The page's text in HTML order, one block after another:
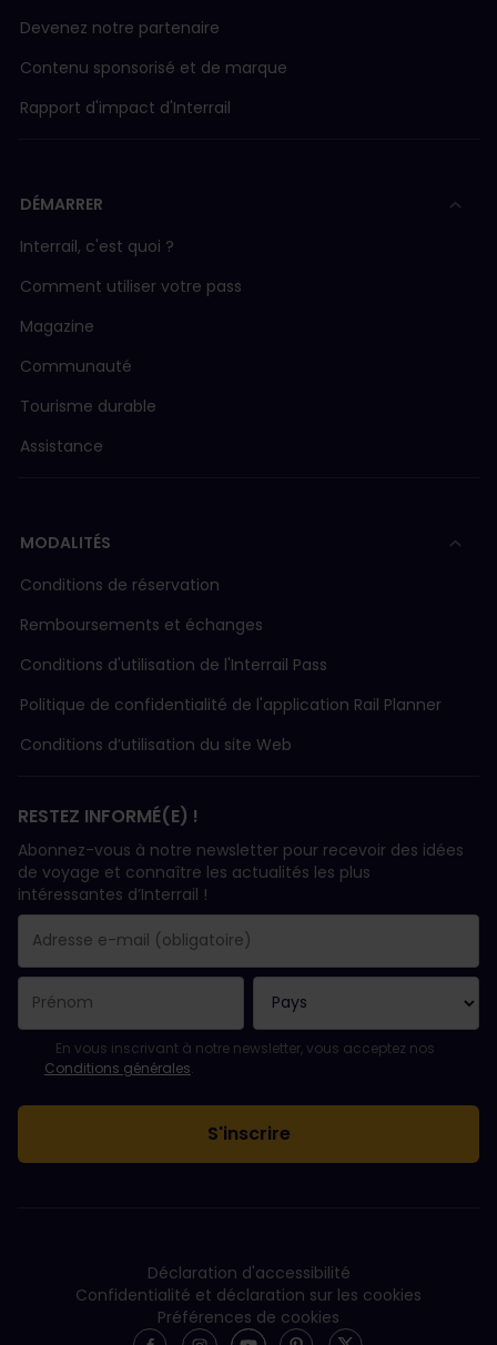
Devenez notre partenaire
Contenu sponsorisé et de marque
Rapport d'impact d'Interrail
DÉMARRER
Interrail, c'est quoi ?
Comment utiliser votre pass
Magazine
Communauté
Tourisme durable
Assistance
MODALITÉS
Conditions de réservation
Remboursements et échanges
Conditions d'utilisation de l'Interrail Pass
Politique de confidentialité de l'application Rail Planner
Conditions d’utilisation du site Web
RESTEZ INFORMÉ(E) !
Abonnez-vous à notre newsletter pour recevoir des idées
de voyage et connaître les actualités les plus
intéressantes d’Interrail !
Le champ adresse e-mail est obligatoire.
L'adresse e-mail n'est pas valide !
L'inscription à la newsletter a échoué. Veuillez réessayer
Vous êtes déjà abonné(e) à cette newsletter.
Veuillez accepter les conditions générales pour vous inscrire à
En vous inscrivant à notre newsletter, vous acceptez nos
Conditions générales.
Déclaration d'accessibilité
Confidentialité et déclaration sur les cookies
Préférences de cookies